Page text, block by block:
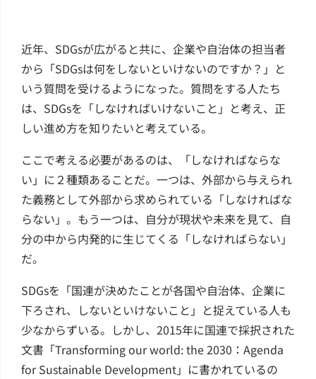
近年、SDGsが広がると共に、企業や自治体の担当者
から「SDGsは何をしないといけないのですか？」と
いう質問を受けるようになった。質問をする人たち
は、SDGsを「しなければいけないこと」と考え、正
しい進め方を知りたいと考えている。
ここで考える必要があるのは、「しなければならな
い」に２種類あることだ。一つは、外部から与えられ
た義務として外部から求められている「しなければな
らない」。もう一つは、自分が現状や未来を見て、自
分の中から内発的に生じてくる「しなければらない」
だ。
SDGsを「国連が決めたことが各国や自治体、企業に
下ろされ、しないといけないこと」と捉えている人も
少なからずいる。しかし、2015年に国連で採択された
文書「Transforming our world: the 2030：Agenda
for Sustainable Development」に書かれているの